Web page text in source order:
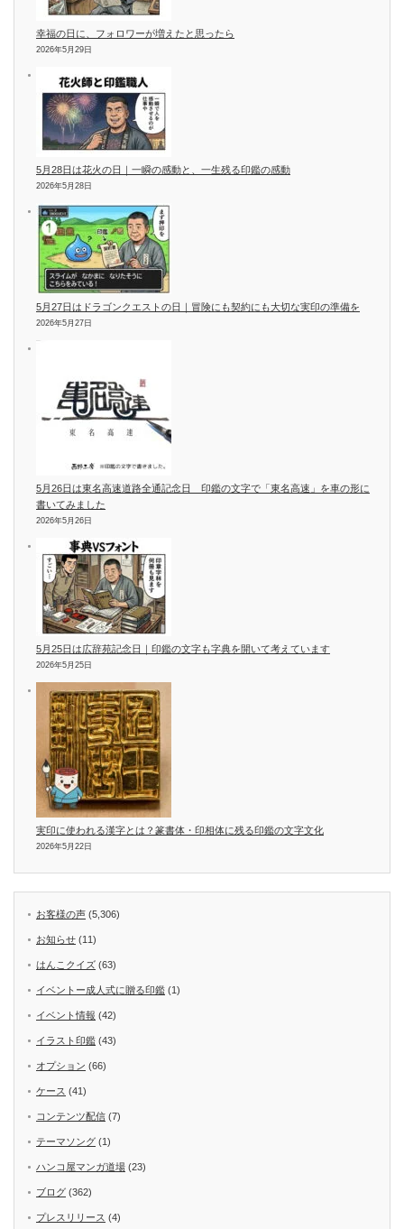
幸福の日に、フォロワーが増えたと思ったら
2026年5月29日
5月28日は花火の日｜一瞬の感動と、一生残る印鑑の感動
2026年5月28日
5月27日はドラゴンクエストの日｜冒険にも契約にも大切な実印の準備を
2026年5月27日
5月26日は東名高速道路全通記念日 印鑑の文字で「東名高速」を車の形に
書いてみました
2026年5月26日
5月25日は広辞苑記念日｜印鑑の文字も字典を開いて考えています
2026年5月25日
実印に使われる漢字とは？篆書体・印相体に残る印鑑の文字文化
2026年5月22日
お客様の声 (5,306)
お知らせ (11)
はんこクイズ (63)
イベントー成人式に贈る印鑑 (1)
イベント情報 (42)
イラスト印鑑 (43)
オプション (66)
ケース (41)
コンテンツ配信 (7)
テーマソング (1)
ハンコ屋マンガ道場 (23)
ブログ (362)
プレスリリース (4)